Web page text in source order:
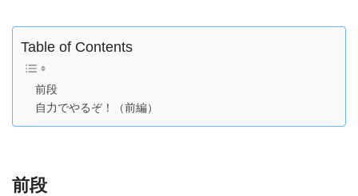
Table of Contents
前段
自力でやるぞ！（前編）
前段